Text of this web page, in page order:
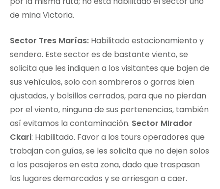
de mina Victoria.
Sector Tres Marías: Habilitado estacionamiento y
sendero. Este sector es de bastante viento, se
solicita que les indiquen a los visitantes que bajen de
sus vehículos, solo con sombreros o gorras bien
ajustadas, y bolsillos cerrados, para que no pierdan
por el viento, ninguna de sus pertenencias, también
así evitamos la contaminación. Sector MIrador
Ckari: Habilitado. Favor a los tours operadores que
trabajan con guías, se les solicita que no dejen solos
a los pasajeros en esta zona, dado que traspasan
los lugares demarcados y se arriesgan a caer.